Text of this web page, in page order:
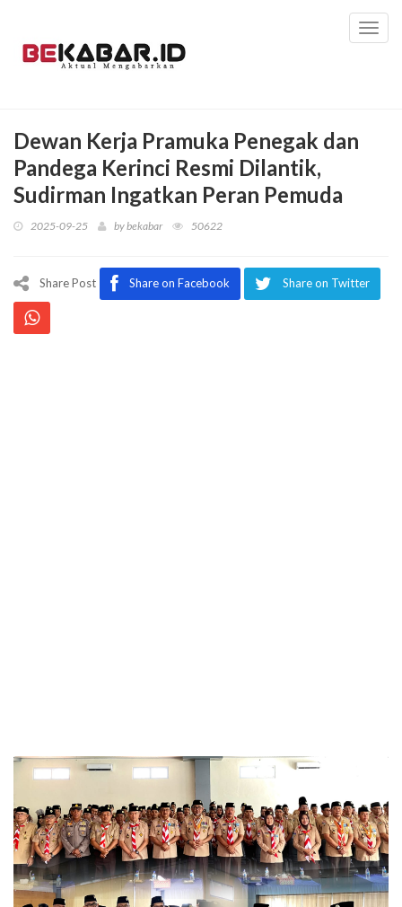
Dewan Kerja Pramuka Penegak dan
Pandega Kerinci Resmi Dilantik,
Sudirman Ingatkan Peran Pemuda
2025-09-25 bybekabar 50622
Share Post Share on Facebook Share on Twitter